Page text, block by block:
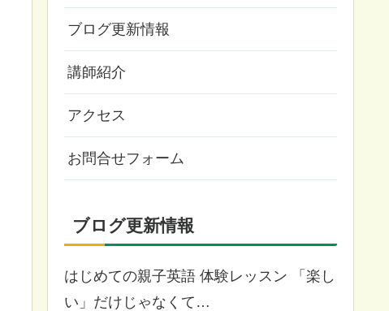
ブログ更新情報
講師紹介
アクセス
お問合せフォーム
ブログ更新情報
はじめての親子英語 体験レッスン 「楽し
い」だけじゃなくて…